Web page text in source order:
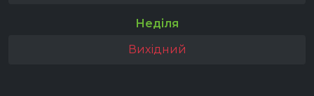
Неділя
Вихідний